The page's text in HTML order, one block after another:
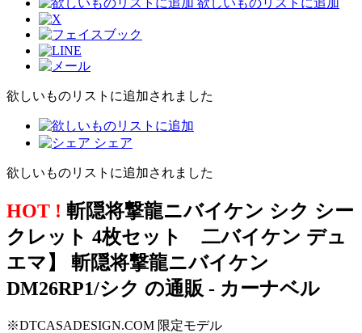
欲しいものリストに追加
欲しいものリストに追加されました
シェア
欲しいものリストに追加されました
HOT ! 斬隠将撃龍ニバイケン シク シー
クレット 4枚セット 二バイケン デュ
エマ】 斬隠将撃龍ニバイケン
DM26RP1/シク の通販 - カーナベル
※DTCASADESIGN.COM 限定モデル